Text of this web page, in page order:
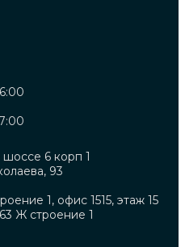
6 корп 1
93
1, офис 1515, этаж 15
Ж строение 1